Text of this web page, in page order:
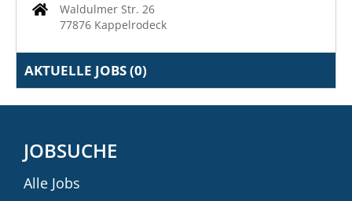
Waldulmer Str. 26
77876 Kappelrodeck
AKTUELLE JOBS (0)
JOBSUCHE
Alle Jobs